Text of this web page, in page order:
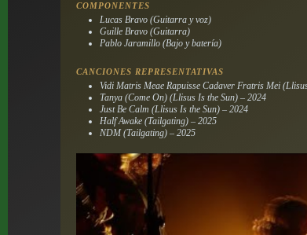
COMPONENTES
Lucas Bravo (Guitarra y voz)
Guille Bravo (Guitarra)
Pablo Jaramillo (Bajo y batería)
CANCIONES REPRESENTATIVAS
Vidi Matris Meae Rapuisse Cadaver Fratris Mei
Tanya (Come On) (Llisus Is the Sun) – 2024
Just Be Calm (Llisus Is the Sun) – 2024
Half Awake (Tailgating) – 2025
NDM (Tailgating) – 2025